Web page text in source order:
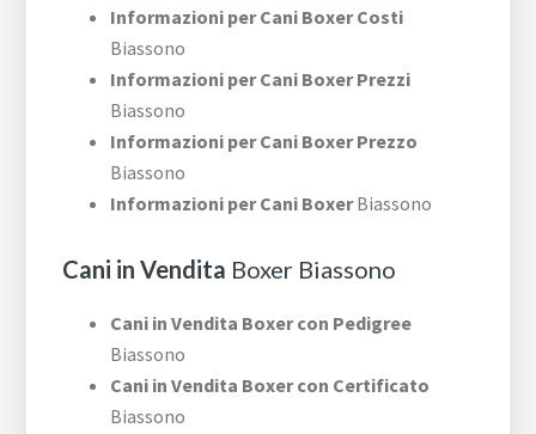
Informazioni per Cani Boxer Costi
Biassono
Informazioni per Cani Boxer Prezzi
Biassono
Informazioni per Cani Boxer Prezzo
Biassono
Informazioni per Cani BoxerBiassono
Cani in Vendita Boxer Biassono
Cani in Vendita Boxer con Pedigree
Biassono
Cani in Vendita Boxer con Certificato
Biassono